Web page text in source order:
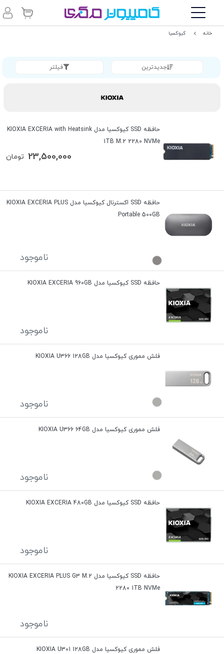
خانه کیوکسیا
جدیدترین فیلتر
حافظه SSD کیوکسیا مدل KIOXIA EXCERIA with Heatsink
1TB M.2 2280 NVMe
تومان 23,500,000
حافظه SSD اکسترنال کیوکسیا مدل KIOXIA EXCERIA PLUS
Portable 500GB
ناموجود
حافظه SSD کیوکسیا مدل KIOXIA EXCERIA 960GB
ناموجود
فلش مموری کیوکسیا مدل KIOXIA U366 128GB
ناموجود
فلش مموری کیوکسیا مدل KIOXIA U366 64GB
ناموجود
حافظه SSD کیوکسیا مدل KIOXIA EXCERIA 480GB
ناموجود
حافظه SSD کیوکسیا مدل KIOXIA EXCERIA PLUS G3 M.2
2280 1TB NVMe
ناموجود
فلش مموری کیوکسیا مدل KIOXIA U301 128GB